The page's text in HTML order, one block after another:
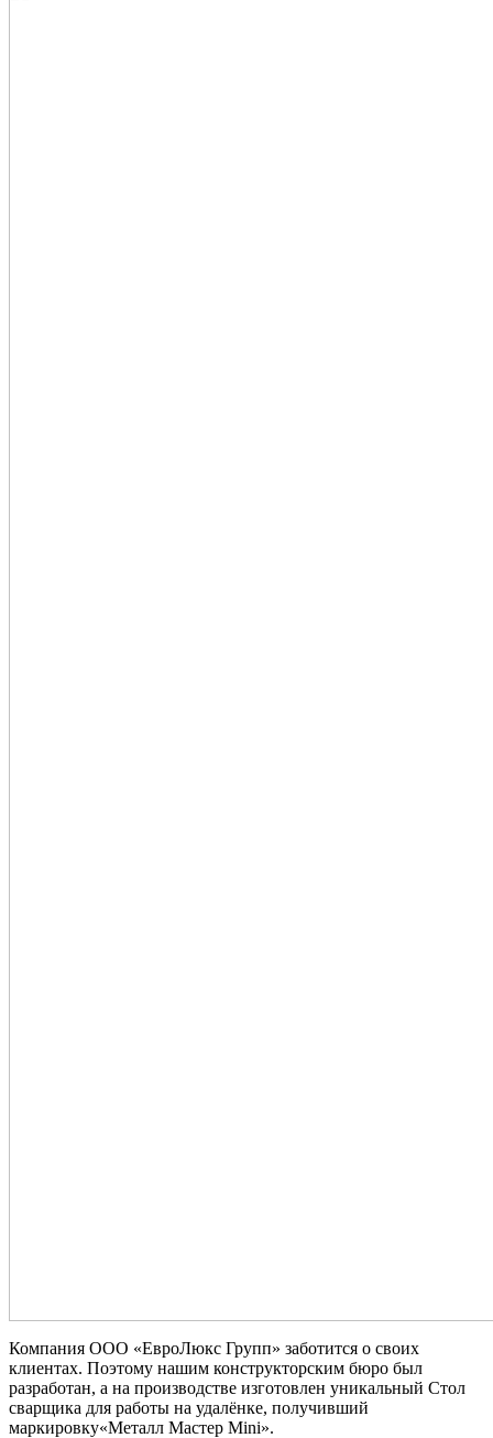
Компания ООО «ЕвроЛюкс Групп» заботится о своих
клиентах. Поэтому нашим конструкторским бюро был
разработан, а на производстве изготовлен уникальный Стол
сварщика для работы на удалёнке, получивший
маркировку«Металл Мастер Mini».